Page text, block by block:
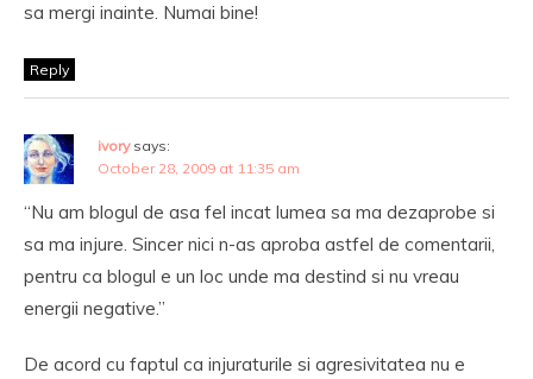
sa mergi inainte. Numai bine!
Reply
ivory says:
October 28, 2009 at 11:35 am
“Nu am blogul de asa fel incat lumea sa ma dezaprobe si
sa ma injure. Sincer nici n-as aproba astfel de comentarii,
pentru ca blogul e un loc unde ma destind si nu vreau
energii negative.”
De acord cu faptul ca injuraturile si agresivitatea nu e